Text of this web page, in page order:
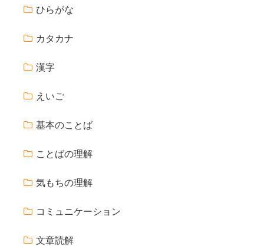
ひらがな
カタカナ
漢字
えいご
基本のことば
ことばの理解
気もちの理解
コミュニケーション
文章読解